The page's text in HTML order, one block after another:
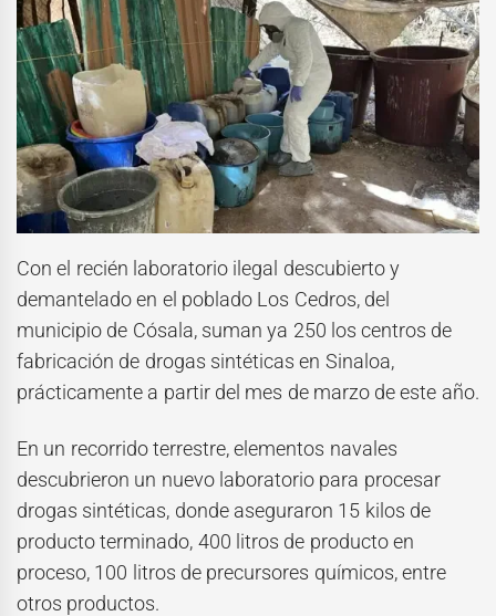
Con el recién laboratorio ilegal descubierto y
demantelado en el poblado Los Cedros, del
municipio de Cósala, suman ya 250 los centros de
fabricación de drogas sintéticas en Sinaloa,
prácticamente a partir del mes de marzo de este año.
En un recorrido terrestre, elementos navales
descubrieron un nuevo laboratorio para procesar
drogas sintéticas, donde aseguraron 15 kilos de
producto terminado, 400 litros de producto en
proceso, 100 litros de precursores químicos, entre
otros productos.